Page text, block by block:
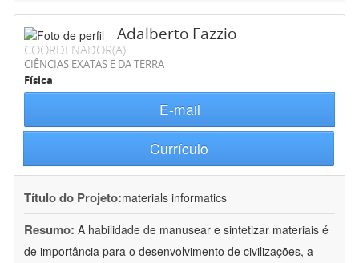
Adalberto Fazzio
COORDENADOR(A)
CIÊNCIAS EXATAS E DA TERRA
Física
E-mail
Currículo
Título do Projeto:materials informatics
Resumo: A habilidade de manusear e sintetizar materiais é
de importância para o desenvolvimento de civilizações, a